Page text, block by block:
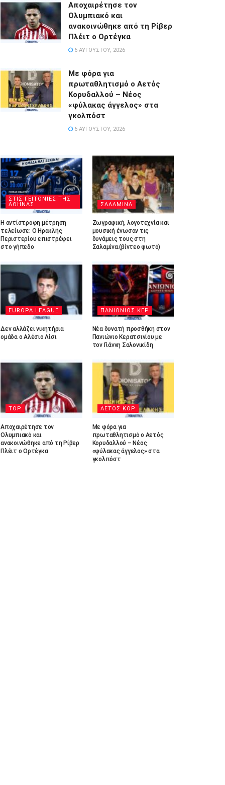
Αποχαιρέτησε τον
Ολυμπιακό και
ανακοινώθηκε από τη Ρίβερ
Πλέιτ ο Ορτέγκα
6 ΑΥΓΟΎΣΤΟΥ, 2026
Με φόρα για
πρωταθλητισμό ο Αετός
Κορυδαλλού – Νέος
«φύλακας άγγελος» στα
γκολπόστ
6 ΑΥΓΟΎΣΤΟΥ, 2026
ΣΤΙΣ ΓΕΙΤΟΝΙΕΣ ΤΗΣ
ΑΘΗΝΑΣ
Η αντίστροφη μέτρηση
τελείωσε: Ο Ηρακλής
Περιστερίου επιστρέφει
στο γήπεδο
ΣΑΛΑΜΙΝΑ
Ζωγραφική, λογοτεχνία και
μουσική ένωσαν τις
δυνάμεις τους στη
Σαλαμίνα.(βίντεο φωτό)
EUROPA LEAGUE
Δεν αλλάζει νικητήρια
ομάδα ο Αλέσιο Λίσι
ΠΑΝΙΩΝΙΟΣ ΚΕΡ
Νέα δυνατή προσθήκη στον
Πανιώνιο Κερατσινίου με
τον Γιάννη Σαλονικίδη
TOP
Αποχαιρέτησε τον
Ολυμπιακό και
ανακοινώθηκε από τη Ρίβερ
Πλέιτ ο Ορτέγκα
ΑΕΤΟΣ ΚΟΡ
Με φόρα για
πρωταθλητισμό ο Αετός
Κορυδαλλού – Νέος
«φύλακας άγγελος» στα
γκολπόστ